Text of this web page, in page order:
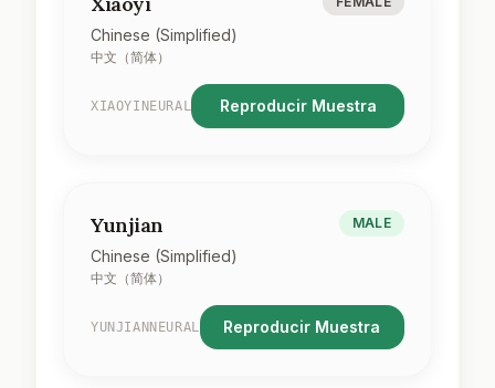
Chinese (Simplified)
中文（简体）
XIAOYINEURAL Reproducir Muestra
Yunjian
Chinese (Simplified)
中文（简体）
MALE
YUNJIANNEURAL Reproducir Muestra